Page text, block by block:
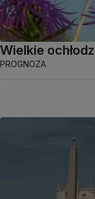
Wielkie
PROGNOZA